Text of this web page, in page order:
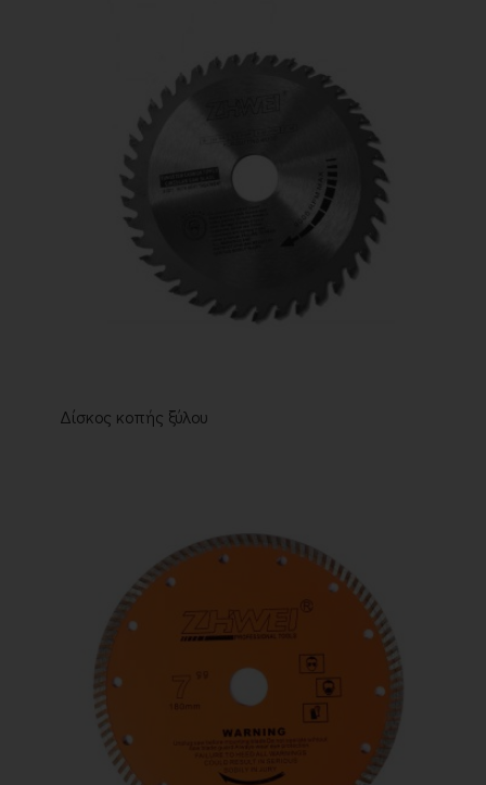
Δίσκος κοπής ξύλου